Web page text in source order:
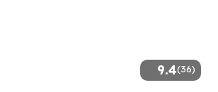
9.4(36)